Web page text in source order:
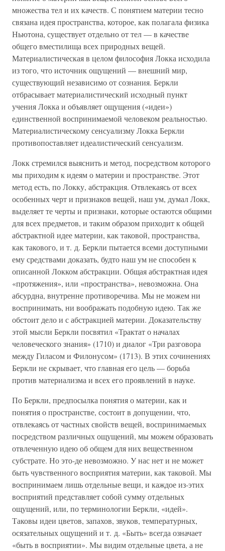
множества тел и их качеств. С понятием материи тесно
связана идея пространства, которое, как полагала физика
Ньютона, существует отдельно от тел — в качестве
общего вместилища всех природных вещей.
Материалистическая в целом философия Локка исходила
из того, что источник ощущений — внешний мир,
существующий независимо от сознания. Беркли
отбрасывает материалистический исходный пункт
учения Локка и объявляет ощущения («идеи»)
единственной воспринимаемой человеком реальностью.
Материалистическому сенсуализму Локка Беркли
противопоставляет идеалистический сенсуализм.
Локк стремился выяснить и метод, посредством которого
мы приходим к идеям о материи и пространстве. Этот
метод есть, по Локку, абстракция. Отвлекаясь от всех
особенных черт и признаков вещей, наш ум, думал Локк,
выделяет те черты и признаки, которые остаются общими
для всех предметов, и таким образом приходит к общей
абстрактной идее материи, как таковой, пространства,
как такового, и т. д. Беркли пытается всеми доступными
ему средствами доказать, будто наш ум не способен к
описанной Локком абстракции. Общая абстрактная идея
«протяжения», или «пространства», невозможна. Она
абсурдна, внутренне противоречива. Мы не можем ни
воспринимать, ни воображать подобную идею. Так же
обстоит дело и с абстракцией материи. Доказательству
этой мысли Беркли посвятил «Трактат о началах
человеческого знания» (1710) и диалог «Три разговора
между Гиласом и Филонусом» (1713). В этих сочинениях
Беркли не скрывает, что главная его цель — борьба
против материализма и всех его проявлений в науке.
По Беркли, предпосылка понятия о материи, как и
понятия о пространстве, состоит в допущении, что,
отвлекаясь от частных свойств вещей, воспринимаемых
посредством различных ощущений, мы можем образовать
отвлеченную идею об общем для них вещественном
субстрате. Но это-де невозможно. У нас нет и не может
быть чувственного восприятия материи, как таковой. Мы
воспринимаем лишь отдельные вещи, и каждое из-этих
восприятий представляет собой сумму отдельных
ощущений, или, по терминологии Беркли, «идей».
Таковы идеи цветов, запахов, звуков, температурных,
осязательных ощущений и т. д. «Быть» всегда означает
«быть в восприятии». Мы видим отдельные цвета, а не